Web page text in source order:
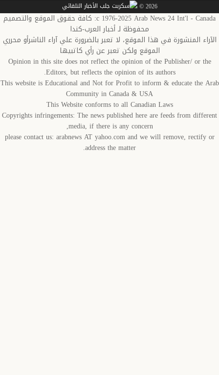
2026 ©
c 1976-2025 Arab News 24 Int'l - Canada: كافة حقوق الموقع والتصميم
محفوظة لـ أخبار العرب-كندا
المنشورة في هذا الموقع، لا تعبر بالضرورة علي آراء الناشرأو محرري
الموقع ولكن تعبر عن رأي كاتبيها
Opinion in this site does not reflect the opinion of the Publisher/ or
Editors, but reflects the opinion of its authors.
This website is Educational and Not for Profit to inform & educate the
Community in Canada & USA
This Website conforms to all Canadian Laws
Copyrights infringements: The news published here are feeds from
media, if there is any concern,
please contact us: arabnews AT yahoo.com and we will remove,
address the matter.